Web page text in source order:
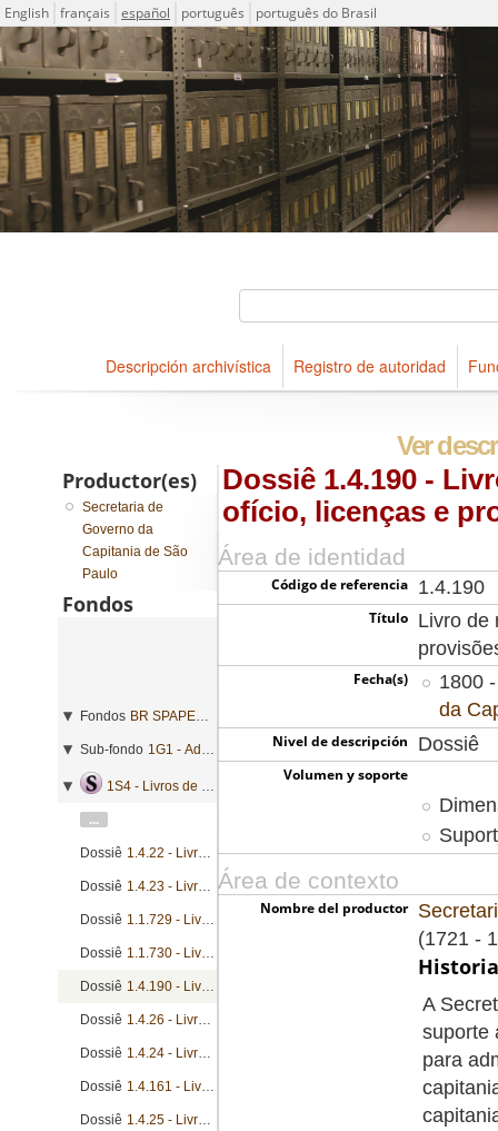
Idioma
English français español português português do Brasil
Descriptions for archival holdings maintained at Arquivo
ICA-AtoM Project
Descripción archivística Registro de autoridad
Ver
Dossiê 1.4.190 -
ofício, licenças e
Área de identidad
Código de referencia 1.4.190
Título
Livro de
Fecha(s)
1800
da
Nivel de descripción Dossiê
Volumen y soporte
Área de contexto
Nombre del productor
(1721 -
A
suporte
para
Productor(es)
Secretaria de
Governo da
Capitania de São
Paulo
Fondos
Fondos BR SPAPESP SEGOVC - Secretaria de Governo da Capitania de São Paulo
Sub-fondo 1G1 - Administração geral
1S4 - Livros de registro geral de mercês
...
Dossiê 1.4.22 - Livro de registro de alvarás, cartas patente, cartas de sesmarias, nomeações e provisões
Dossiê 1.4.23 - Livro de registro de cartas patente, cartas de sesmarias, nombramentos e provisões
Dossiê 1.1.729 - Livro de registro de apostilas, cartas patente, cartas de sesmarias, nombramentos e provisões
Dossiê 1.1.730 - Livro de registro de apostilas, cartas patente, cartas de sesmarias, nombramentos e provisões
Dossiê 1.4.190 - Livro de registro de cartas de ofício, licenças e provisões
Dossiê 1.4.26 - Livro de registro de alvarás, cartas patente, cartas régias, cartas de sesmarias e provisões
Dossiê 1.4.24 - Livro de registro de cartas patente, cartas de sesmarias, nombramentos e provisões
Dossiê 1.4.161 - Livro de registro de cartas patente, cartas régias, instruções e provisões
Dossiê 1.4.25 - Livro de registro de cartas patente, cartas de sesmarias, nombramentos e provisões